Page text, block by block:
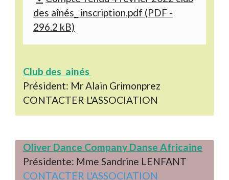
des aînés_ inscription.pdf (PDF -
296.2 kB)
Club des ainés
Président: Mr Alain Grimonprez
CONTACTER L'ASSOCIATION
Oliver Dance Company Danse Africaine
Présidente: Mme Sandrine LENFANT
CONTACTER L'ASSOCIATION